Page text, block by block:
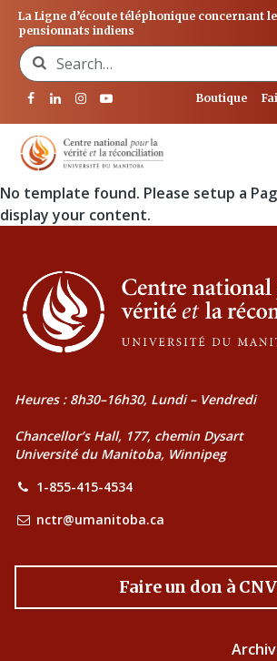
La Ligne d’écoute téléphonique concernant
pensionnats indiens
Search for:
Boutique
No template found. Please setup a
display your content.
Heures : 8h30–16h30, Lundi – Vendredi
Chancellor’s Hall, 177, chemin Dysart
Université du Manitoba, Winnipeg
1-855-415-4534
nctr@umanitoba.ca
Faire un don à